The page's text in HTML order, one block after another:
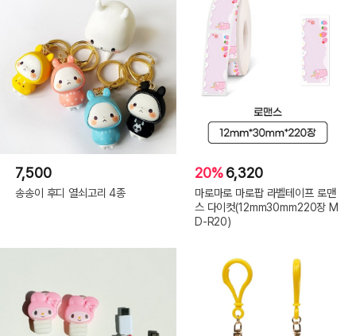
7,500
송송이 후디 열쇠고리 4종
20%6,320
마로마로 마로팝 라벨테이프 로맨
스 다이컷(12mm30mm220장 M
D-R20)